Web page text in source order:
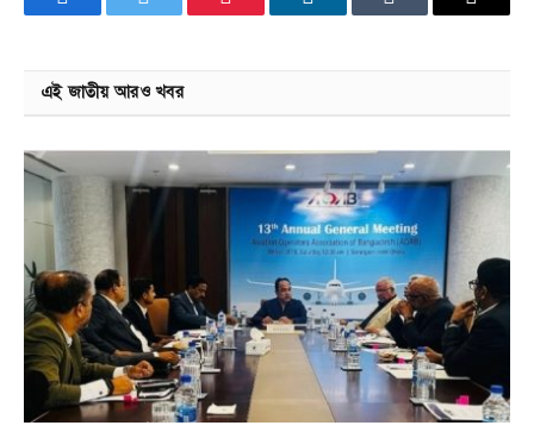
FacebookTwitter PinterestLinkedInTumblr Email
এই জাতীয় আরও খবর